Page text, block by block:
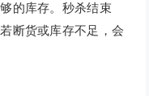
的库存。秒杀结束
断货或库存不足，会